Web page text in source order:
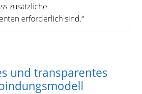
zusätzliche
erforderlich sind.“
und transparentes